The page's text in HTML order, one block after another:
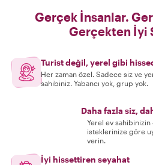
Gerçek İnsanlar.
Gerçekten İyi
Turist değil, yerel gibi
Her zaman özel. Sadece siz ve
sahibiniz. Yabancı yok, grup yok.
Daha fazla siz,
Yerel ev
isteklerinize göre
verin.
İyi hissettiren seyahat